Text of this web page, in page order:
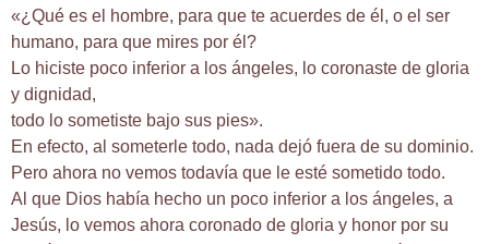
«¿Qué es el hombre, para que te acuerdes de él, o el ser
humano, para que mires por él?
Lo hiciste poco inferior a los ángeles, lo coronaste de gloria
y dignidad,
todo lo sometiste bajo sus pies».
En efecto, al someterle todo, nada dejó fuera de su dominio.
Pero ahora no vemos todavía que le esté sometido todo.
Al que Dios había hecho un poco inferior a los ángeles, a
Jesús, lo vemos ahora coronado de gloria y honor por su